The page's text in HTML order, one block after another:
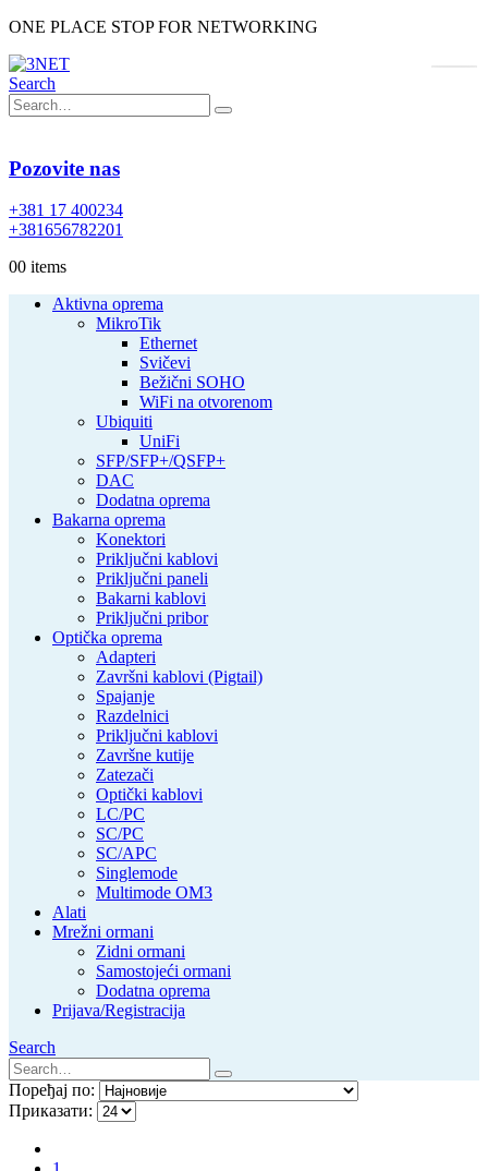
ONE PLACE STOP FOR NETWORKING
Search
Pozovite nas
+381 17 400234
+381656782201
00 items
Aktivna oprema
MikroTik
Ethernet
Svičevi
Bežični SOHO
WiFi na otvorenom
Ubiquiti
UniFi
SFP/SFP+/QSFP+
DAC
Dodatna oprema
Bakarna oprema
Konektori
Priključni kablovi
Priključni paneli
Bakarni kablovi
Priključni pribor
Optička oprema
Adapteri
Završni kablovi (Pigtail)
Spajanje
Razdelnici
Priključni kablovi
Završne kutije
Zatezači
Optički kablovi
LC/PC
SC/PC
SC/APC
Singlemode
Multimode OM3
Alati
Mrežni ormani
Zidni ormani
Samostojeći ormani
Dodatna oprema
Prijava/Registracija
Search
Поређај по:
Приказати: